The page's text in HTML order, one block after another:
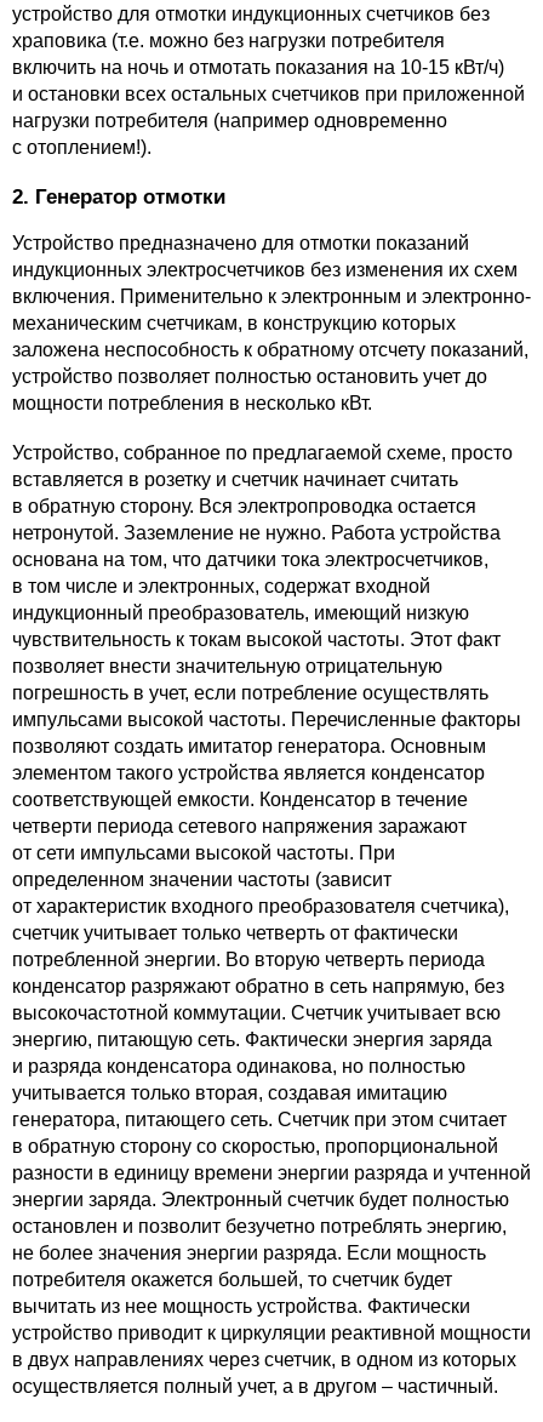
устройство для отмотки индукционных счетчиков без
храповика (т.е. можно без нагрузки потребителя
включить на ночь и отмотать показания на 10-15 кВт/ч)
и остановки всех остальных счетчиков при приложенной
нагрузки потребителя (например одновременно
с отоплением!).
2. Генератор отмотки
Устройство предназначено для отмотки показаний
индукционных электросчетчиков без изменения их схем
включения. Применительно к электронным и электронно-
механическим счетчикам, в конструкцию которых
заложена неспособность к обратному отсчету показаний,
устройство позволяет полностью остановить учет до
мощности потребления в несколько кВт.
Устройство, собранное по предлагаемой схеме, просто
вставляется в розетку и счетчик начинает считать
в обратную сторону. Вся электропроводка остается
нетронутой. Заземление не нужно. Работа устройства
основана на том, что датчики тока электросчетчиков,
в том числе и электронных, содержат входной
индукционный преобразователь, имеющий низкую
чувствительность к токам высокой частоты. Этот факт
позволяет внести значительную отрицательную
погрешность в учет, если потребление осуществлять
импульсами высокой частоты. Перечисленные факторы
позволяют создать имитатор генератора. Основным
элементом такого устройства является конденсатор
соответствующей емкости. Конденсатор в течение
четверти периода сетевого напряжения заражают
от сети импульсами высокой частоты. При
определенном значении частоты (зависит
от характеристик входного преобразователя счетчика),
счетчик учитывает только четверть от фактически
потребленной энергии. Во вторую четверть периода
конденсатор разряжают обратно в сеть напрямую, без
высокочастотной коммутации. Счетчик учитывает всю
энергию, питающую сеть. Фактически энергия заряда
и разряда конденсатора одинакова, но полностью
учитывается только вторая, создавая имитацию
генератора, питающего сеть. Счетчик при этом считает
в обратную сторону со скоростью, пропорциональной
разности в единицу времени энергии разряда и учтенной
энергии заряда. Электронный счетчик будет полностью
остановлен и позволит безучетно потреблять энергию,
не более значения энергии разряда. Если мощность
потребителя окажется большей, то счетчик будет
вычитать из нее мощность устройства. Фактически
устройство приводит к циркуляции реактивной мощности
в двух направлениях через счетчик, в одном из которых
осуществляется полный учет, а в другом – частичный.